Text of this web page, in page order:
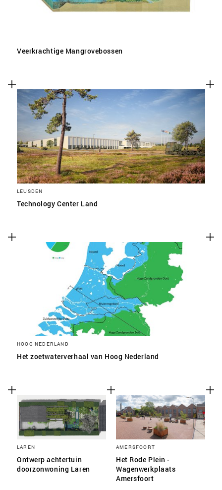
Veerkrachtige Mangrovebossen
LEUSDEN
Technology Center Land
HOOG NEDERLAND
Het zoetwaterverhaal van Hoog Nederland
LAREN
Ontwerp achtertuin
doorzonwoning Laren
AMERSFOORT
Het Rode Plein -
Wagenwerkplaats
Amersfoort